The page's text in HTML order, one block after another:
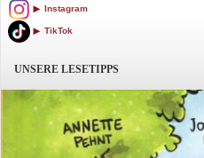
Instagram
TikTok
UNSERE LESETIPPS